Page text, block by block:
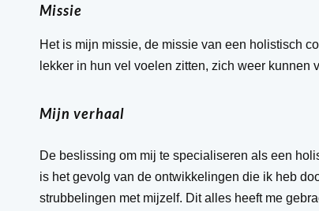
Missie
Het is mijn missie, de missie van een holistisch
lekker in hun vel voelen zitten, zich weer
Mijn verhaal
De beslissing om mij te specialiseren als een
is het gevolg van de ontwikkelingen die ik heb
strubbelingen met mijzelf. Dit alles heeft me